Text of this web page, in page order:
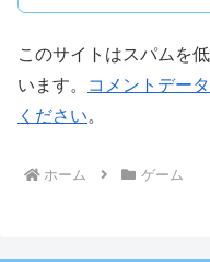
このサイトはスパムを
います。
コメントデー
ください。
ホーム ゲーム